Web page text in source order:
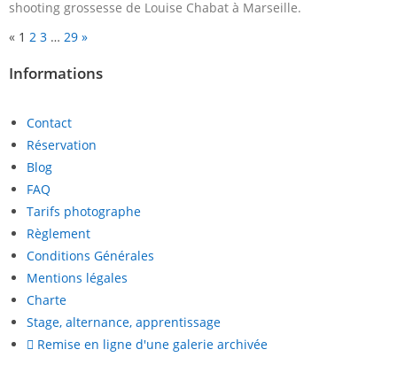
shooting grossesse de Louise Chabat à Marseille.
« 1 2 3 … 29 »
Informations
Contact
Réservation
Blog
FAQ
Tarifs photographe
Règlement
Conditions Générales
Mentions légales
Charte
Stage, alternance, apprentissage
Remise en ligne d'une galerie archivée